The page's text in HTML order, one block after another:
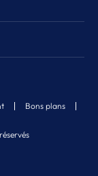
Bons plans